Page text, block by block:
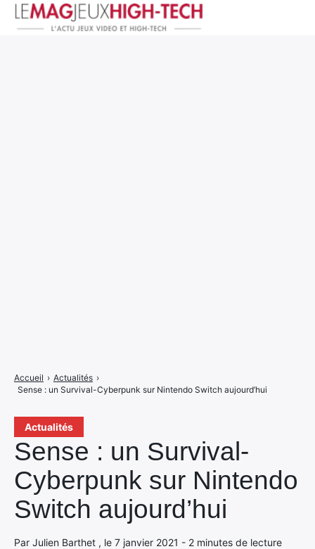
Actualités
Sense : un Survival-
Cyberpunk sur Nintendo
Switch aujourd’hui
Par Julien Barthet , le 7 janvier 2021 - 2 minutes de lecture
Accueil › Actualités ›
Sense : un Survival-Cyberpunk sur Nintendo Switch aujourd’hui